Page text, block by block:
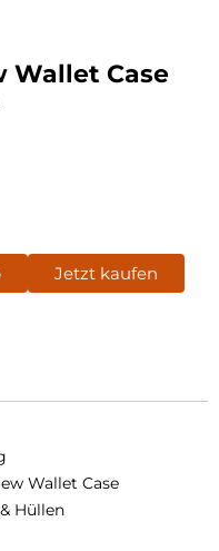
Wallet Case
Jetzt kaufen
Wallet Case
Hüllen